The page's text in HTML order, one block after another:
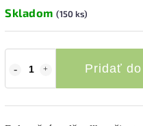
Skladom (150 ks)
Pridať